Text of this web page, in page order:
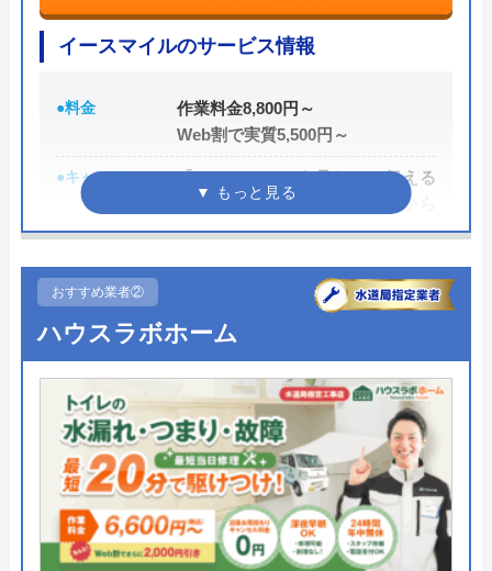
イースマイルのサービス情報
●料金
作業料金8,800円～
Web割で実質5,500円～
●キャンペーン
「ホームページを見た」と伝える
だけで、WEB割で作業料金から
3,000円割引！
●駆けつけ時間 最短20分
●定休日 年中無休
●出張見積もり 出張・見積もり無料
●支払い方法
現金、銀行振込、モバイル、後払
い決済、クレジットカード
●累計実績
年間25万件、累計500万件の修理交
換実績
おすすめ業者②
ハウスラボホーム